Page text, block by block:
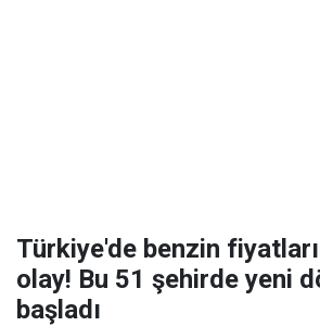
Türkiye'de benzin
olay! Bu 51 şehirde yeni
başladı